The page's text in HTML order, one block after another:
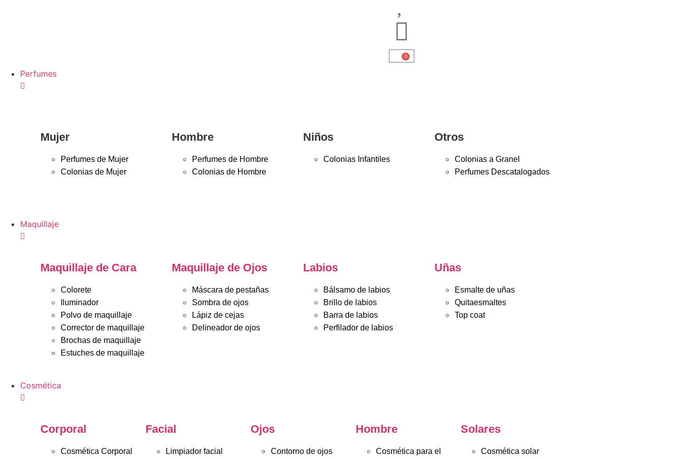
0
Perfumes
Mujer
Perfumes de Mujer
Colonias de Mujer
Hombre
Perfumes de Hombre
Colonias de Hombre
Niños
Colonias Infantiles
Otros
Colonias a Granel
Perfumes Descatalogados
Maquillaje
Maquillaje de Cara
Colorete
Iluminador
Polvo de maquillaje
Corrector de maquillaje
Brochas de maquillaje
Estuches de maquillaje
Maquillaje de Ojos
Máscara de pestañas
Sombra de ojos
Lápiz de cejas
Delineador de ojos
Labios
Bálsamo de labios
Brillo de labios
Barra de labios
Perfilador de labios
Uñas
Esmalte de uñas
Quitaesmaltes
Top coat
Cosmética
Corporal
Cosmética Corporal
Facial
Limpiador facial
Ojos
Contorno de ojos
Hombre
Cosmética para el
Solares
Cosmética solar